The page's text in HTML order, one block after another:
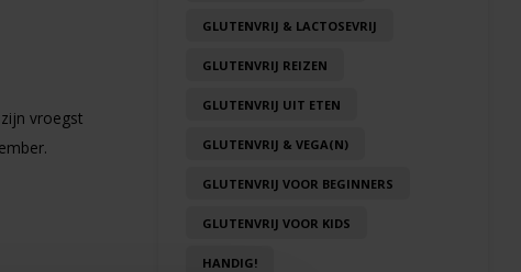
vroegst
GLUTENVRIJ & LACTOSEVRIJ
GLUTENVRIJ REIZEN
GLUTENVRIJ UIT ETEN
GLUTENVRIJ & VEGA(N)
GLUTENVRIJ VOOR BEGINNERS
GLUTENVRIJ VOOR KIDS
HANDIG!